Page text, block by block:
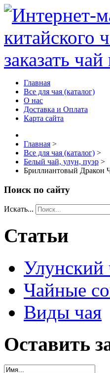
Главная
Все для чая (каталог)
О нас
Доставка и Оплата
Карта сайта
Главная >
Все для чая (каталог) >
Белый чай, улун, пуэр >
Бриллиантовый Дракон
Поиск по сайту
Искать...
Статьи
Улунский
Чайные
Виды чая
Оставить